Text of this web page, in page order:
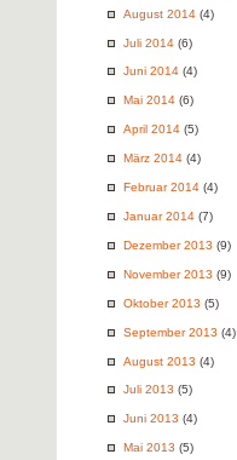
August 2014 (4)
Juli 2014 (6)
Juni 2014 (4)
Mai 2014 (6)
April 2014 (5)
März 2014 (4)
Februar 2014 (4)
Januar 2014 (7)
Dezember 2013 (9)
November 2013 (9)
Oktober 2013 (5)
September 2013 (4)
August 2013 (4)
Juli 2013 (5)
Juni 2013 (4)
Mai 2013 (5)